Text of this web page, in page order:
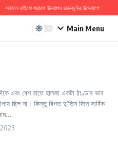
সকালে বাইশে শ্রাবণ উদযাপন চারুকন্ঠের উদ্যোগে
Main Menu
এবং বেশ রাতে হালকা একটা ঠাণ্ডার ভাব
ছিল না। কিন্তু বিগত দু’তিন দিনে সার্বিক